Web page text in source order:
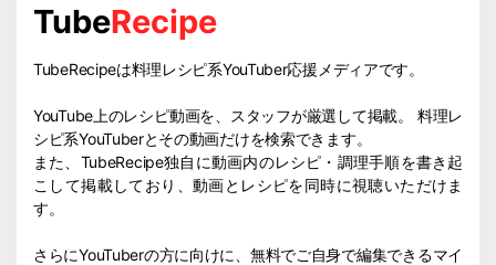
TubeRecipe
TubeRecipeは料理レシピ系YouTuber応援メディアです。
YouTube上のレシピ動画を、スタッフが厳選して掲載。 料理レ
シピ系YouTuberとその動画だけを検索できます。
また、TubeRecipe独自に動画内のレシピ・調理手順を書き起
こして掲載しており、動画とレシピを同時に視聴いただけま
す。
さらにYouTuberの方に向けに、無料でご自身で編集できるマイ